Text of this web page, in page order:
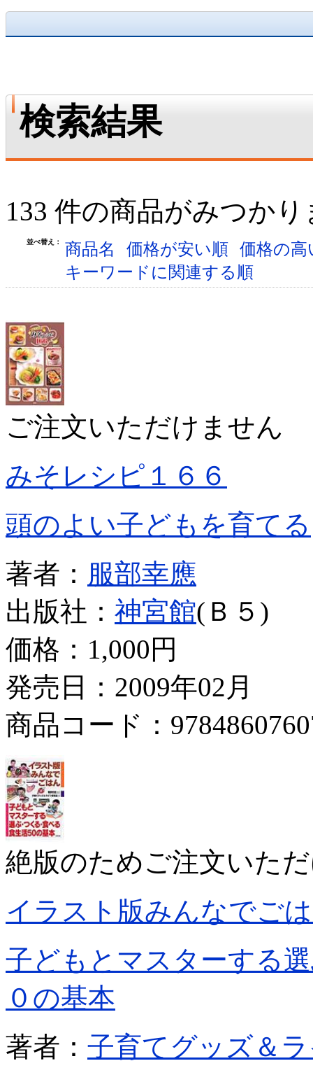
検索結果
133 件の商品がみつか
並べ替え： 商品名 価格が安い順 価格の
キーワードに関連する順
ご注文いただけません
みそレシピ１６６
頭のよい子どもを育てる
著者： 服部幸應
出版社： 神宮館(Ｂ５)
価格： 1,000円
発売日：2009年02月
商品コード：
絶版のためご注文いた
イラスト版みんなでご
子どもとマスターする
０の基本
著者： 子育てグッズ＆